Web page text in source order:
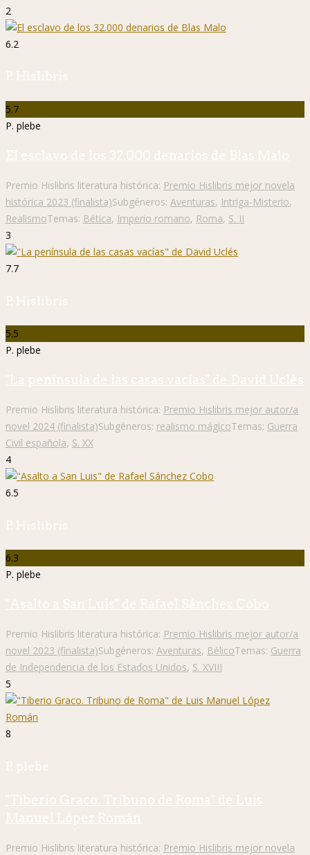
2
6.2
P. Hislibris
5.7
P. plebe
El esclavo de los 32.000 denarios de Blas Malo
Premio Hislibris literatura histórica: Premio Hislibris mejor novela
histórica 2023 (finalista)Subgéneros: Aventuras, Intriga-Misterio,
RealismoTemas: Bética, Imperio romano, Roma, S. II
3
7.7
P. Hislibris
5.5
P. plebe
"La península de las casas vacías" de David Uclés
Premio Hislibris literatura histórica: Premio Hislibris mejor autor/a
novel 2024 (finalista)Subgéneros: realismo mágicoTemas: Guerra
Civil española, S. XX
4
6.5
P. Hislibris
6.3
P. plebe
"Asalto a San Luis" de Rafael Sánchez Cobo
Premio Hislibris literatura histórica: Premio Hislibris mejor autor/a
novel 2023 (finalista)Subgéneros: Aventuras, BélicoTemas: Guerra
de Independencia de los Estados Unidos, S. XVIII
5
8
P. plebe
"Tiberio Graco. Tribuno de Roma" de Luis
Manuel López Román
Premio Hislibris literatura histórica: Premio Hislibris mejor novela